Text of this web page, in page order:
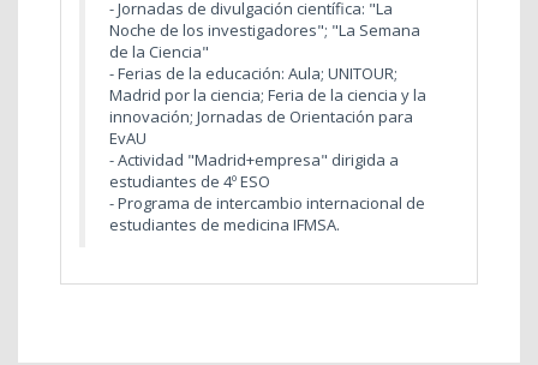
- Jornadas de divulgación científica: "La
Noche de los investigadores"; "La Semana
de la Ciencia"
- Ferias de la educación: Aula; UNITOUR;
Madrid por la ciencia; Feria de la ciencia y la
innovación; Jornadas de Orientación para
EvAU
- Actividad "Madrid+empresa" dirigida a
estudiantes de 4º ESO
- Programa de intercambio internacional de
estudiantes de medicina IFMSA.